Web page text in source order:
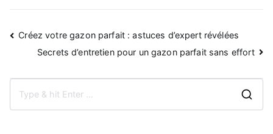
Navigation
l’article
Créez votre gazon parfait : astuces d’expert révélées
Secrets d’entretien pour un gazon parfait sans effort